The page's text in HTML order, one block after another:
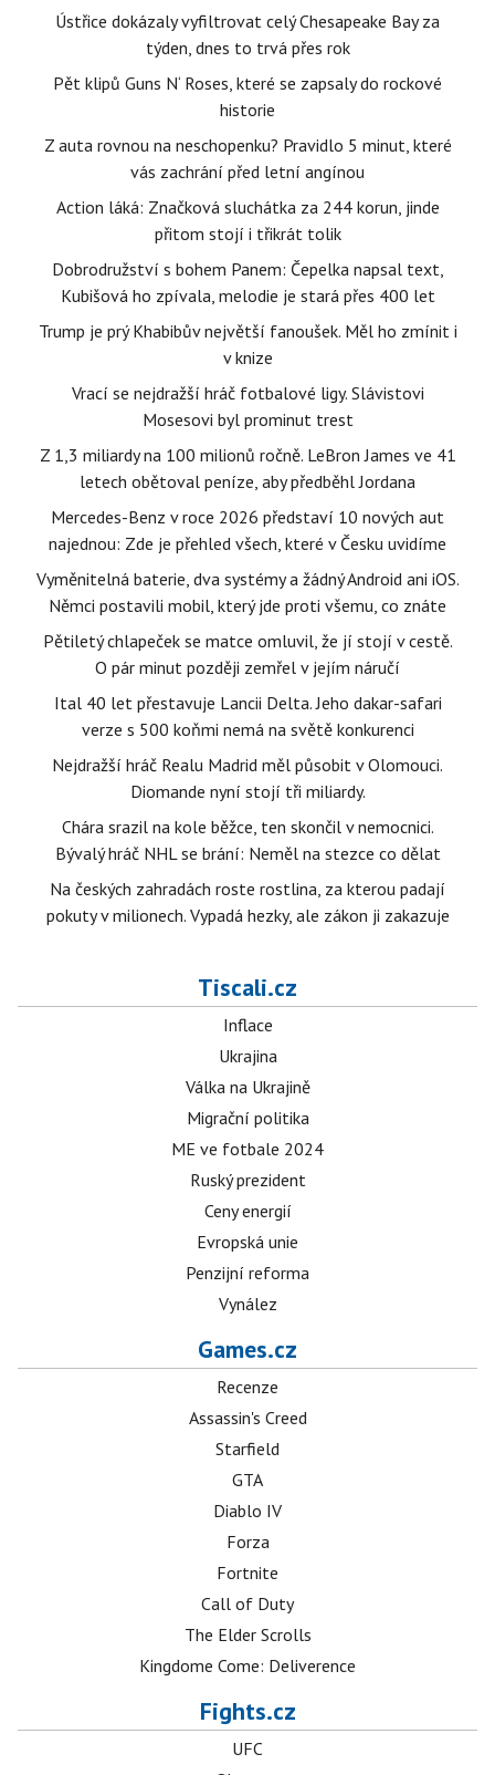
Ústřice dokázaly vyfiltrovat celý Chesapeake Bay za
týden, dnes to trvá přes rok
Pět klipů Guns N‘ Roses, které se zapsaly do rockové
historie
Z auta rovnou na neschopenku? Pravidlo 5 minut, které
vás zachrání před letní angínou
Action láká: Značková sluchátka za 244 korun, jinde
přitom stojí i třikrát tolik
Dobrodružství s bohem Panem: Čepelka napsal text,
Kubišová ho zpívala, melodie je stará přes 400 let
Trump je prý Khabibův největší fanoušek. Měl ho zmínit i
v knize
Vrací se nejdražší hráč fotbalové ligy. Slávistovi
Mosesovi byl prominut trest
Z 1,3 miliardy na 100 milionů ročně. LeBron James ve 41
letech obětoval peníze, aby předběhl Jordana
Mercedes-Benz v roce 2026 představí 10 nových aut
najednou: Zde je přehled všech, které v Česku uvidíme
Vyměnitelná baterie, dva systémy a žádný Android ani iOS.
Němci postavili mobil, který jde proti všemu, co znáte
Pětiletý chlapeček se matce omluvil, že jí stojí v cestě.
O pár minut později zemřel v jejím náručí
Ital 40 let přestavuje Lancii Delta. Jeho dakar-safari
verze s 500 koňmi nemá na světě konkurenci
Nejdražší hráč Realu Madrid měl působit v Olomouci.
Diomande nyní stojí tři miliardy.
Chára srazil na kole běžce, ten skončil v nemocnici.
Bývalý hráč NHL se brání: Neměl na stezce co dělat
Na českých zahradách roste rostlina, za kterou padají
pokuty v milionech. Vypadá hezky, ale zákon ji zakazuje
Tiscali.cz
Inflace
Ukrajina
Válka na Ukrajině
Migrační politika
ME ve fotbale 2024
Ruský prezident
Ceny energií
Evropská unie
Penzijní reforma
Vynález
Games.cz
Recenze
Assassin's Creed
Starfield
GTA
Diablo IV
Forza
Fortnite
Call of Duty
The Elder Scrolls
Kingdome Come: Deliverence
Fights.cz
UFC